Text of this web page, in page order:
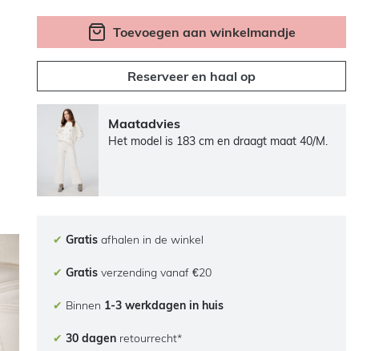
Toevoegen aan winkelmandje
Reserveer en haal op
Maatadvies
Het model is 183 cm en draagt maat 40/M.
✔ Gratis afhalen in de winkel
✔ Gratis verzending vanaf €20
✔ Binnen 1-3 werkdagen in huis
✔ 30 dagen retourrecht*